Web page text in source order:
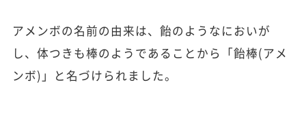
アメンボの名前の由来は、飴のようなにおいが
し、体つきも棒のようであることから「飴棒(アメ
ンボ)」と名づけられました。